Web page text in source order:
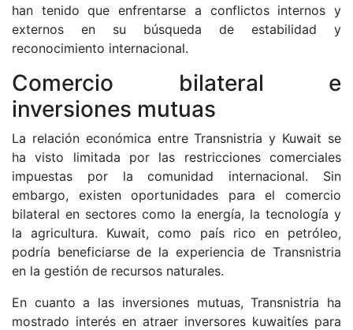
han tenido que enfrentarse a conflictos internos y
externos en su búsqueda de estabilidad y
reconocimiento internacional.
Comercio bilateral e
inversiones mutuas
La relación económica entre Transnistria y Kuwait se
ha visto limitada por las restricciones comerciales
impuestas por la comunidad internacional. Sin
embargo, existen oportunidades para el comercio
bilateral en sectores como la energía, la tecnología y
la agricultura. Kuwait, como país rico en petróleo,
podría beneficiarse de la experiencia de Transnistria
en la gestión de recursos naturales.
En cuanto a las inversiones mutuas, Transnistria ha
mostrado interés en atraer inversores kuwaitíes para